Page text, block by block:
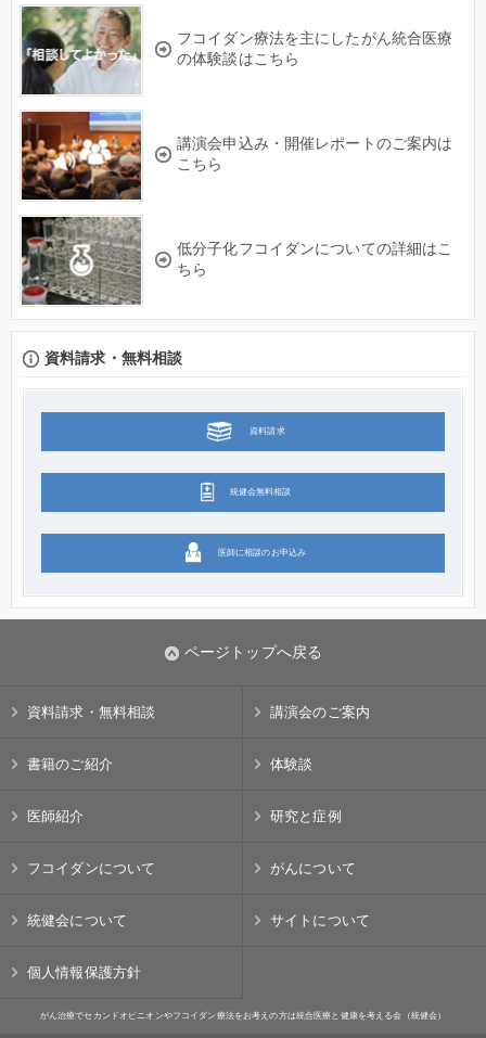
フコイダン療法を主にしたがん統合医療
の体験談はこちら
講演会申込み・開催レポートのご案内は
こちら
低分子化フコイダンについての詳細はこ
ちら
資料請求・無料相談
資料請求
統健会無料相談
医師に相談のお申込み
ページトップへ戻る
資料請求・無料相談 講演会のご案内
書籍のご紹介 体験談
医師紹介 研究と症例
フコイダンについて がんについて
統健会について サイトについて
個人情報保護方針
がん治療でセカンドオピニオンやフコイダン療法をお考えの方は統合医療と健康を考える会（統健会）